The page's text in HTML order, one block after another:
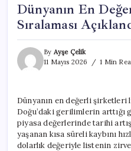
Dünyanın En
Sıralaması
By Ayşe Çelik
11 Mayıs 2026
1 Min
Dünyanın en değerli şirketleri
Doğu’daki gerilimlerin arttığı
piyasa değerlerinde tarihi
yaşanan kısa süreli kaybını
dolarlık değeriyle listenin